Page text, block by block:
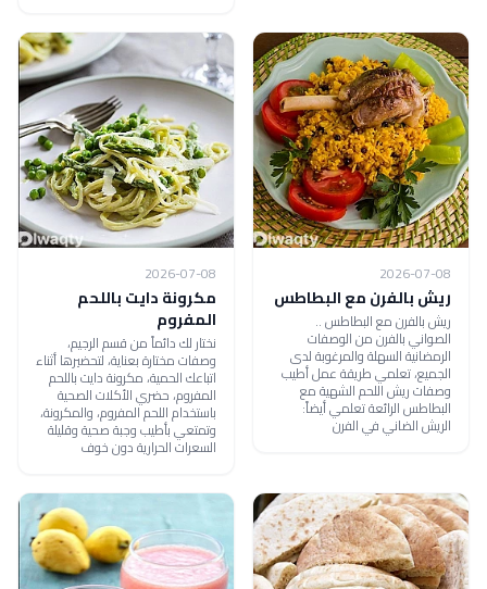
2026-07-08
ريش بالفرن مع البطاطس
ريش بالفرن مع البطاطس ..
الصواني بالفرن من الوصفات
الرمضانية السهلة والمرغوبة لدى
الجميع، تعلمي طريقة عمل أطيب
وصفات ريش اللحم الشهية مع
البطاطس الرائعة تعلمي أيضاً:
الريش الضاني في الفرن
2026-07-08
مكرونة دايت باللحم
المفروم
نختار لك دائماً من قسم الرجيم،
وصفات مختارة بعناية، لتحضيرها أثناء
اتباعك الحمية، مكرونة دايت باللحم
المفروم، حضري الأكلات الصحية
باستخدام اللحم المفروم، والمكرونة،
وتمتعي بأطيب وجبة صحية وقليلة
السعرات الحرارية دون خوف